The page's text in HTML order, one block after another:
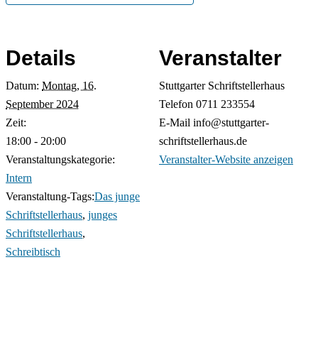
Details
Datum: Montag, 16.
September 2024
Zeit:
18:00 - 20:00
Veranstaltungskategorie:
Intern
Veranstaltung-Tags:Das junge
Schriftstellerhaus, junges
Schriftstellerhaus,
Schreibtisch
Veranstalter
Stuttgarter Schriftstellerhaus
Telefon 0711 233554
E-Mail info@stuttgarter-
schriftstellerhaus.de
Veranstalter-Website anzeigen